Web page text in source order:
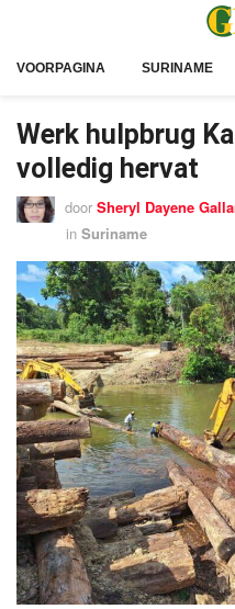
VOORPAGINA SURINAME
Werk hulpbrug
volledig hervat
door Sheryl Dayene
in Suriname